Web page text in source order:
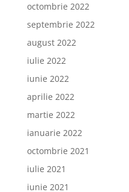
octombrie 2022
septembrie 2022
august 2022
iulie 2022
iunie 2022
aprilie 2022
martie 2022
ianuarie 2022
octombrie 2021
iulie 2021
iunie 2021